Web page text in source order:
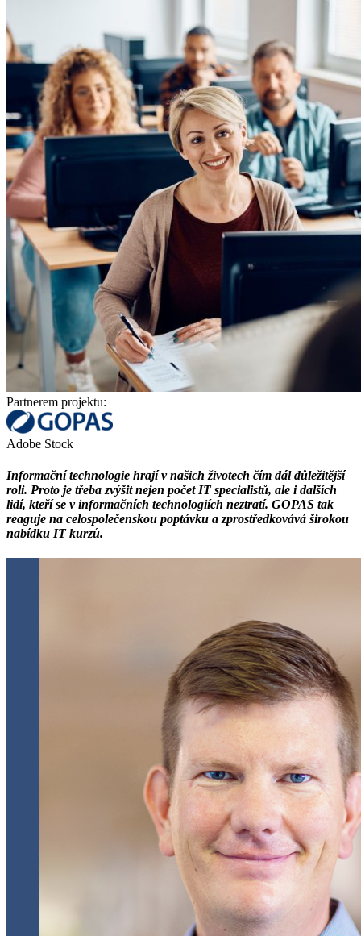
Partnerem projektu:
Adobe Stock
Informační technologie hrají v našich životech čím dál důležitější
roli. Proto je třeba zvýšit nejen počet IT specialistů, ale i dalších
lidí, kteří se v informačních technologiích neztratí. GOPAS tak
reaguje na celospolečenskou poptávku a zprostředkovává širokou
nabídku IT kurzů.